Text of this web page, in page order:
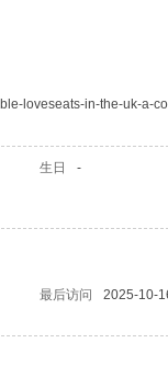
loveseats-in-the-uk-a-co
生日 -
最后访问
2025-10-